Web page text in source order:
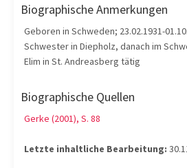
Biographische Anmerkungen
Geboren in Schweden; 23.02.1931-
Schwester in Diepholz, danach im
Elim in St. Andreasberg tätig
Biographische Quellen
Gerke (2001), S. 88
Letzte inhaltliche Bearbeitung: